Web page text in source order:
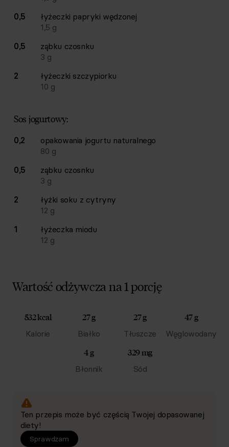
0,5
łyżeczki papryki wędzonej
1,5 g
0,5
ząbku czosnku
3 g
2
łyżeczki szczypiorku
10 g
Sos jogurtowy:
0,2 opakowania jogurtu naturalnego
80 g
0,5
ząbku czosnku
3 g
2
łyżki soku z cytryny
12 g
1
łyżeczka miodu
12 g
Wartość odżywcza na 1 porcję
532 kcal
Kalorie
27 g
Białko
27 g
Tłuszcze
47 g
Węglowodany
4 g
Błonnik
329 mg
Sód
Ten przepis może być częścią Twojej dopasowanej
diety!
Sprawdzam